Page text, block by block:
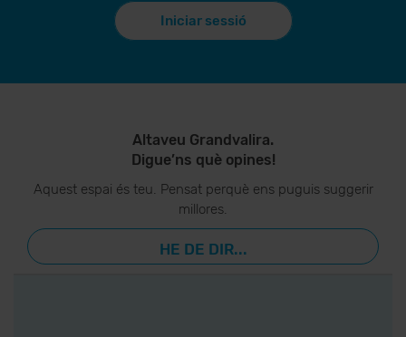
Iniciar sessió
Altaveu Grandvalira.
Digue’ns què opines!
Aquest espai és teu. Pensat perquè ens puguis suggerir
millores.
HE DE DIR...